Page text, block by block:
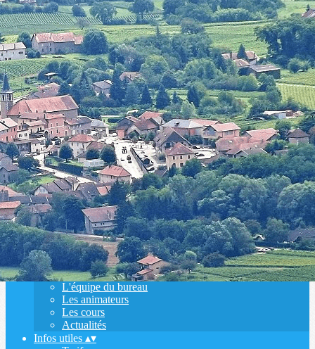
Exporter les lignes sélectionnées
Exporter toutes les colonnes
Exporter uniquement les colonnes affichées
Menu
<
>
Présentation
L'équipe du bureau
Les animateurs
Les cours
Actualités
Ajoutez un logo, un bouton, des réseaux sociaux
Cliquez pour éditer
Le club▴▾
Présentation
L'équipe du bureau
Les animateurs
Les cours
Actualités
Infos utiles ▴▾